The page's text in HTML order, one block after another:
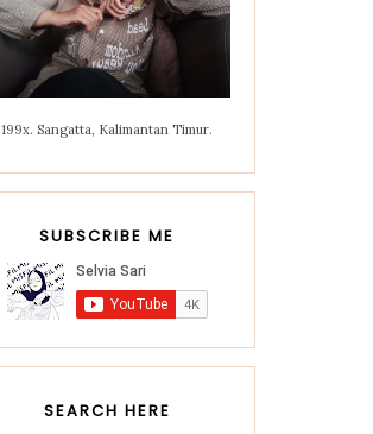
199x. Sangatta, Kalimantan Timur.
SUBSCRIBE ME
SEARCH HERE